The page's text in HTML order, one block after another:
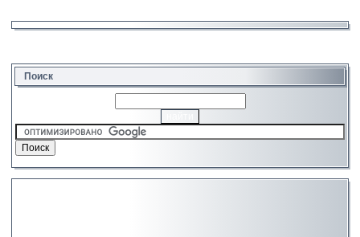
Поиск